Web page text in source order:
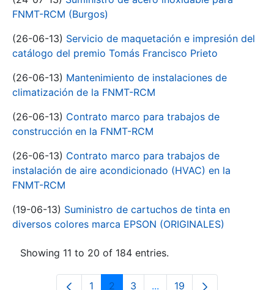
FNMT-RCM (Burgos)
(26-06-13) Servicio de maquetación e impresión del
catálogo del premio Tomás Francisco Prieto
(26-06-13) Mantenimiento de instalaciones de
climatización de la FNMT-RCM
(26-06-13) Contrato marco para trabajos de
construcción en la FNMT-RCM
(26-06-13) Contrato marco para trabajos de
instalación de aire acondicionado (HVAC) en la
FNMT-RCM
(19-06-13) Suministro de cartuchos de tinta en
diversos colores marca EPSON (ORIGINALES)
Showing 11 to 20 of 184 entries.
1 2 3 ... 19